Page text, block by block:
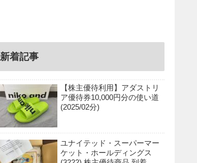
新着記事
【株主優待利用】アダストリ
ア優待券10,000円分の使い道
(2025/02分)
ユナイテッド・スーパーマー
ケット・ホールディングス